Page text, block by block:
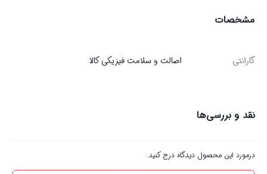
مشخصات
گارانتی اصالت و سلامت فیزیکی کالا
نقد و بررسی‌ها
درمورد این محصول دیدگاه درج کنید.